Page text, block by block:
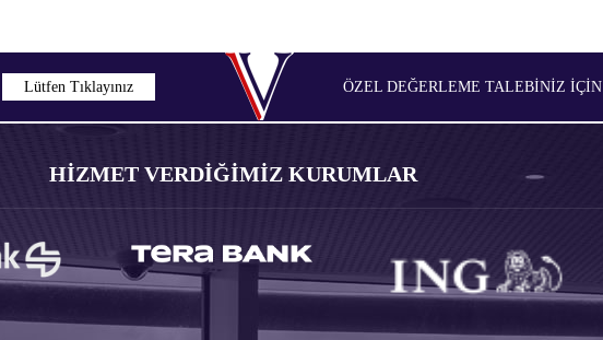
Lütfen Tıklayınız ÖZEL DEĞERLEME TALEBİNİZ İÇIN
HİZMET VERDİĞİMİZ KURUMLAR